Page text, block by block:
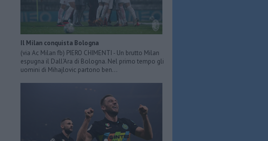
Il Milan conquista Bologna
(via Ac Milan fb) PIERO CHIMENTI - Un brutto Milan
espugna il Dall'Ara di Bologna. Nel primo tempo gli
uomini di Mihajlovic partono ben...